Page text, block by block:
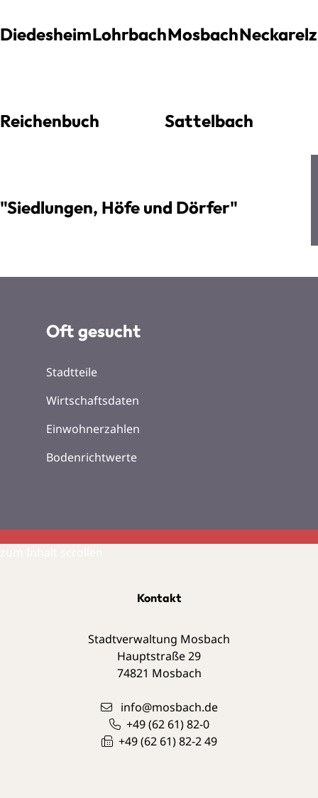
DiedesheimLohrbachMosbachNeckarelz
Reichenbuch Sattelbach
"Siedlungen, Höfe und Dörfer"
Oft gesucht
Stadtteile
Wirtschaftsdaten
Einwohnerzahlen
Bodenrichtwerte
Kontakt
Stadtverwaltung Mosbach
Hauptstraße 29
74821 Mosbach
info@mosbach.de
+49 (62 61) 82-0
+49 (62 61) 82-2 49